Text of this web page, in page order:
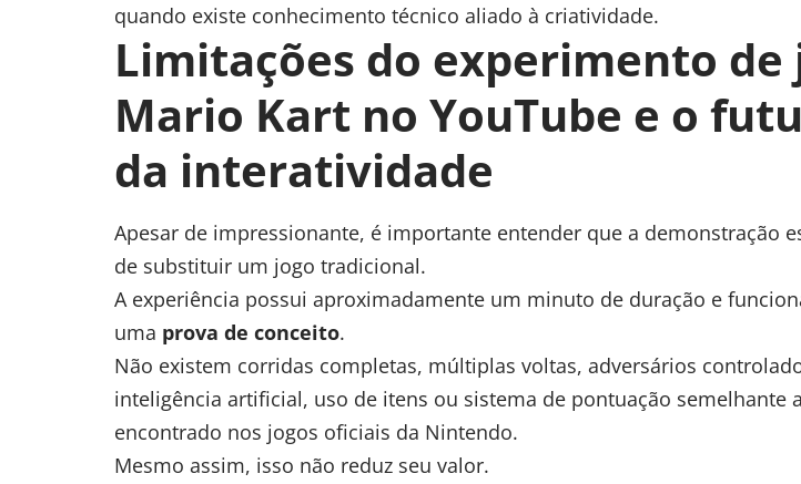
quando existe conhecimento técnico aliado à criatividade.
Limitações do experimento de
Mario Kart no YouTube e o
da interatividade
Apesar de impressionante, é importante entender que a demonstração
de substituir um jogo tradicional.
A experiência possui aproximadamente um minuto de duração e
uma prova de conceito.
Não existem corridas completas, múltiplas voltas, adversários
inteligência artificial, uso de itens ou sistema de pontuação semelhante
encontrado nos jogos oficiais da Nintendo.
Mesmo assim, isso não reduz seu valor.